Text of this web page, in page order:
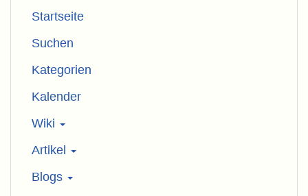
Startseite
Suchen
Kategorien
Kalender
Wiki
Artikel
Blogs